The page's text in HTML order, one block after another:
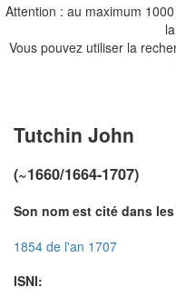
Attention : au maximum
Vous pouvez utiliser la
Tutchin John
(~1660/1664-1707)
Son nom est cité dans
1854 de l'an 1707
ISNI: